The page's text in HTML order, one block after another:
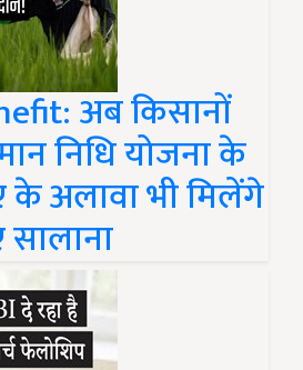
अब किसानों
निधि योजना के
के अलावा भी मिलेंगे